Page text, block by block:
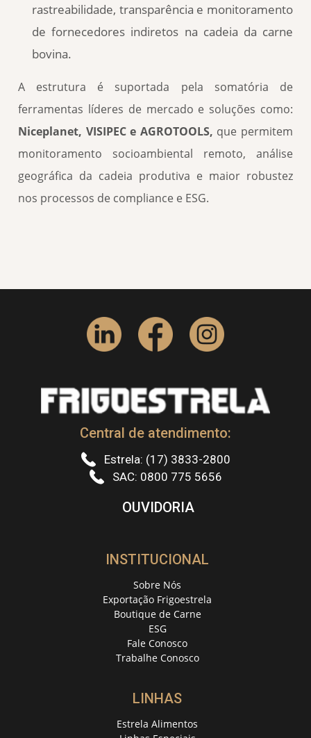
rastreabilidade, transparência e monitoramento
de fornecedores indiretos na cadeia da carne
bovina.
A estrutura é suportada pela somatória de
ferramentas líderes de mercado e soluções como:
Niceplanet, VISIPEC e AGROTOOLS, que permitem
monitoramento socioambiental remoto, análise
geográfica da cadeia produtiva e maior robustez
nos processos de compliance e ESG.
Central de atendimento:
Estrela: (17) 3833-2800
SAC: 0800 775 5656
OUVIDORIA
INSTITUCIONAL
Sobre Nós
Exportação Frigoestrela
Boutique de Carne
ESG
Fale Conosco
Trabalhe Conosco
LINHAS
Estrela Alimentos